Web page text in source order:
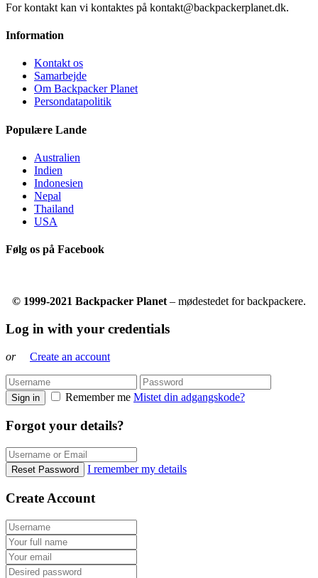
For kontakt kan vi kontaktes på kontakt@backpackerplanet.dk.
Information
Kontakt os
Samarbejde
Om Backpacker Planet
Persondatapolitik
Populære Lande
Australien
Indien
Indonesien
Nepal
Thailand
USA
Følg os på Facebook
© 1999-2021 Backpacker Planet – mødestedet for backpackere.
Log in with your credentials
or Create an account
Sign in Remember me Mistet din adgangskode?
Forgot your details?
Reset Password I remember my details
Create Account